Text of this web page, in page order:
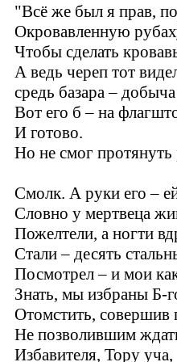
"Всё же был я прав,
Окровавленную
Чтобы сделать
А ведь череп тот
средь базара –
Вот его б – на
И готово.
Но не смог протянуть
Смолк. А руки его –
Словно у мертвеца
Пожелтели, а ногти
Стали – десять
Посмотрел – и мои
Знать, мы избраны Б-
Отомстить, совершив
Не позволившим
Избавителя, Тору уча,